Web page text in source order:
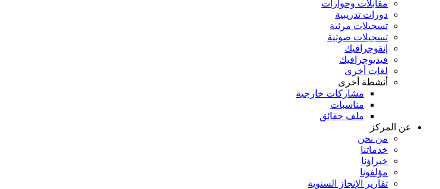
مقابلات وحوارات
دورات تدريبية
تسجيلات مرئية
تسجيلات صوتية
إنفوجرافيك
فيديوجرافيك
لغات أخرى
أنشطة أخرى
مشاركات خارجية
مناسبات
ملف حقائق
عن المركز
من نحن
خدماتنا
خبراؤنا
مؤلفونا
تقارير الإنجاز السنوية